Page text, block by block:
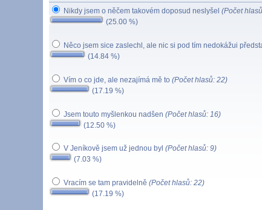
Nikdy jsem o něčem takovém doposud neslyšel (Počet
(25.00 %)
Něco jsem sice zaslechl, ale nic si pod tím nedokážui
(14.84 %)
Vím o co jde, ale nezajímá mě to (Počet hlasů: 22)
(17.19 %)
Jsem touto myšlenkou nadšen (Počet hlasů: 16)
(12.50 %)
V Jeníkově jsem už jednou byl (Počet hlasů: 9)
(7.03 %)
Vracím se tam pravidelně (Počet hlasů: 22)
(17.19 %)